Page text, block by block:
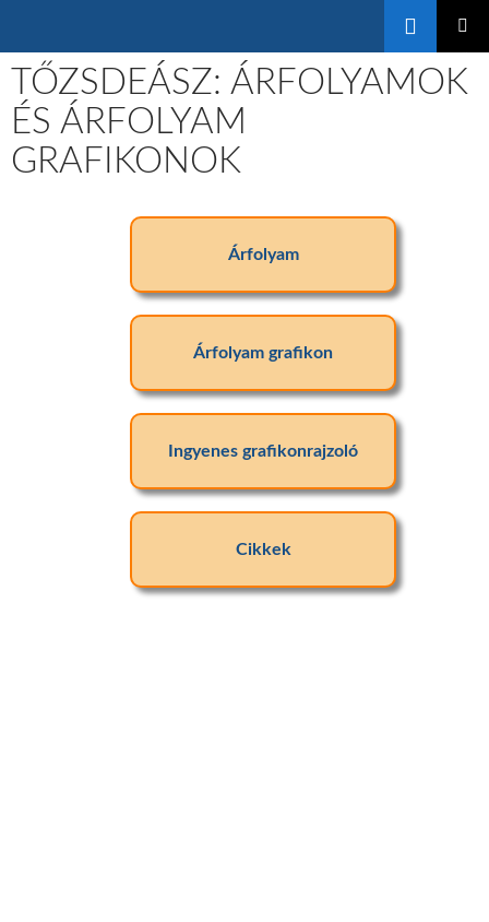
MENÜ
A
TARTALOMBA
TŐZSDEÁSZ: ÁRFOLYAMOK
ÉS ÁRFOLYAM
GRAFIKONOK
Árfolyam
Árfolyam grafikon
Ingyenes grafikonrajzoló
Cikkek